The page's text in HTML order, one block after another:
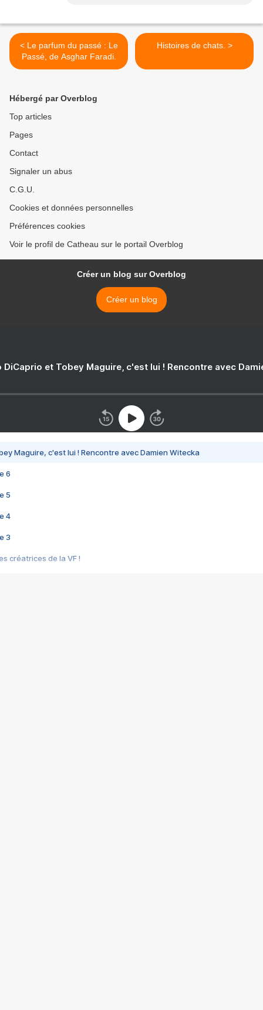
< Le parfum du passé : Le
Passé, de Asghar Faradi.
Histoires de chats. >
Hébergé par Overblog
Top articles
Pages
Contact
Signaler un abus
C.G.U.
Cookies et données personnelles
Préférences cookies
Voir le profil de Catheau sur le portail Overblog
Créer un blog sur Overblog
Créer un blog
DiCaprio et Tobey Maguire, c'est lui ! Rencontre avec
Maguire, c'est lui ! Rencontre avec Damien Witecka
6
5
4
3
créatrices de la VF !